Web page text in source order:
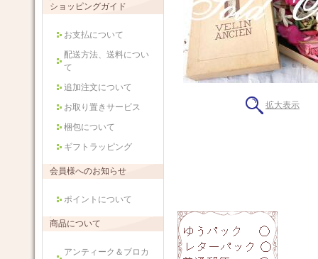
ショッピングガイド
お支払について
配送方法、送料につい
て
追加注文について
お取り置きサービス
梱包について
ギフトラッピング
会員様へのお知らせ
ポイントについて
商品について
アンティーク＆ブロカ
拡大表示